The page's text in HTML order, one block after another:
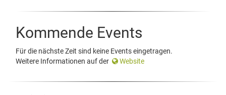
Kommende Events
Für die nächste Zeit sind keine Events eingetragen.
Weitere Informationen auf der
Website